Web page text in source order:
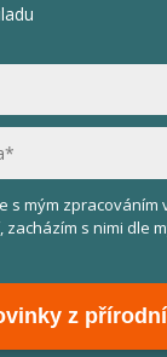
s mým zpracováním
zacházím s nimi dle
z